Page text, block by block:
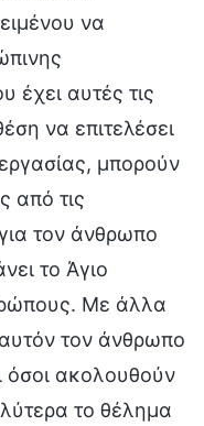
να
έχει αυτές τις
να επιτελέσει
μπορoύν
από τις
τον άνθρωπο
το Άγιο
Με άλλα
τον άνθρωπο
όσοι ακολουθούν
το θέλημα